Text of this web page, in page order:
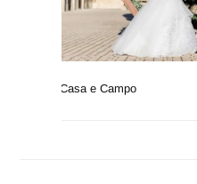
Casa e Campo